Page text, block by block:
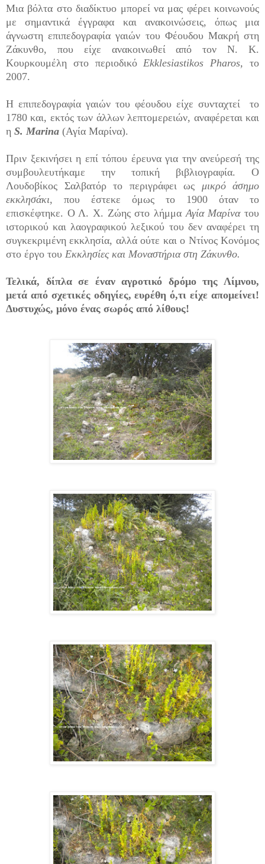
Μια βόλτα στο διαδίκτυο μπορεί να μας φέρει κοινωνούς
με σημαντικά έγγραφα και ανακοινώσεις, όπως μια
άγνωστη επιπεδογραφία γαιών του Φέουδου Μακρή στη
Ζάκυνθο, που είχε ανακοινωθεί από τον Ν. Κ.
Κουρκουμέλη στο περιοδικό Ekklesiastikos Pharos,
το
2007.
Η επιπεδογραφία γαιών του φέουδου είχε συνταχτεί το
1780 και, εκτός των άλλων λεπτομερειών, αναφέρεται και
η S. Marina (Αγία Μαρίνα).
Πριν ξεκινήσει η επί τόπου έρευνα για την ανεύρεσή της
συμβουλευτήκαμε την τοπική βιβλιογραφία. Ο
Λουδοβίκος Σαλβατόρ το περιγράφει ως μικρό άσημο
εκκλησάκι, που έστεκε όμως το 1900 όταν το
επισκέφτηκε. Ο Λ. Χ. Ζώης στο λήμμα Αγία Μαρίνατου
ιστορικού και λαογραφικού λεξικού του δεν αναφέρει τη
συγκεκριμένη εκκλησία, αλλά ούτε και ο Ντίνος Κονόμος
στο έργο του Εκκλησίες και Μοναστήρια στη Ζάκυνθο.
Τελικά, δίπλα σε έναν αγροτικό δρόμο της Λίμνου,
μετά από σχετικές οδηγίες, ευρέθη ό,τι είχε απομείνει!
Δυστυχώς, μόνο ένας σωρός από λίθους!